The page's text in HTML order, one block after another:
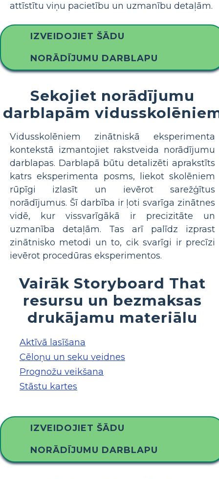
attīstītu viņu pacietību un uzmanību detaļām.
IZVEIDOJIET ŠĀDU
NORĀDĪJUMU DARBLAPU
Sekojiet norādījumu
darblapām
Vidusskolēniem zinātniskā eksperimenta
kontekstā izmantojiet rakstveida norādījumu
darblapas. Darblapā būtu detalizēti aprakstīts
katrs eksperimenta posms, liekot skolēniem
rūpīgi izlasīt un ievērot sarežģītus
norādījumus. Šī darbība ir ļoti svarīga zinātnes
vidē, kur vissvarīgākā ir precizitāte un
uzmanība detaļām. Tas arī palīdz izprast
zinātnisko metodi un to, cik svarīgi ir precīzi
ievērot procedūras eksperimentos.
Vairāk Storyboard That
resursu un bezmaksas
drukājamu materiālu
Aktīvā lasīšana
Cēloņu un seku veidnes
Prognožu veikšana
Stāstu kartes
IZVEIDOJIET ŠĀDU
NORĀDĪJUMU DARBLAPU